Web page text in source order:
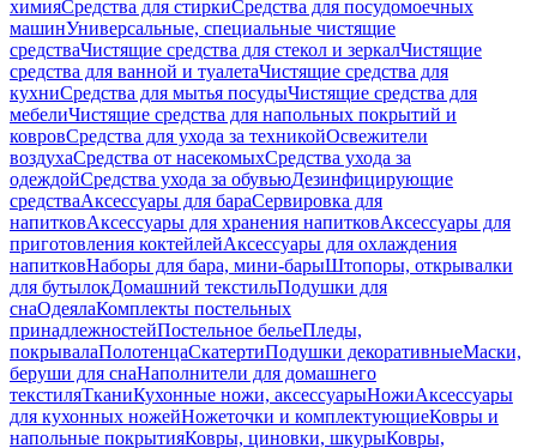
химияСредства для стиркиСредства для посудомоечных
машинУниверсальные, специальные чистящие
средстваЧистящие средства для стекол и зеркалЧистящие
средства для ванной и туалетаЧистящие средства для
кухниСредства для мытья посудыЧистящие средства для
мебелиЧистящие средства для напольных покрытий и
ковровСредства для ухода за техникойОсвежители
воздухаСредства от насекомыхСредства ухода за
одеждойСредства ухода за обувьюДезинфицирующие
средстваАксессуары для бараСервировка для
напитковАксессуары для хранения напитковАксессуары для
приготовления коктейлейАксессуары для охлаждения
напитковНаборы для бара, мини-барыШтопоры, открывалки
для бутылокДомашний текстильПодушки для
снаОдеялаКомплекты постельных
принадлежностейПостельное бельеПледы,
покрывалаПолотенцаСкатертиПодушки декоративныеМаски,
беруши для снаНаполнители для домашнего
текстиляТканиКухонные ножи, аксессуарыНожиАксессуары
для кухонных ножейНожеточки и комплектующиеКовры и
напольные покрытияКовры, циновки, шкурыКовры,